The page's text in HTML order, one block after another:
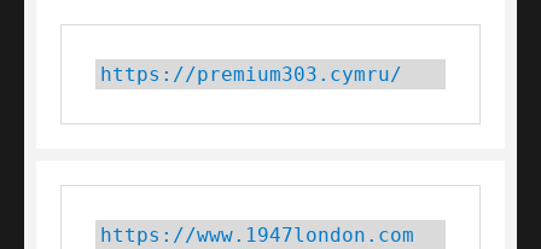
https://premium303.cymru/
https://www.1947london.com